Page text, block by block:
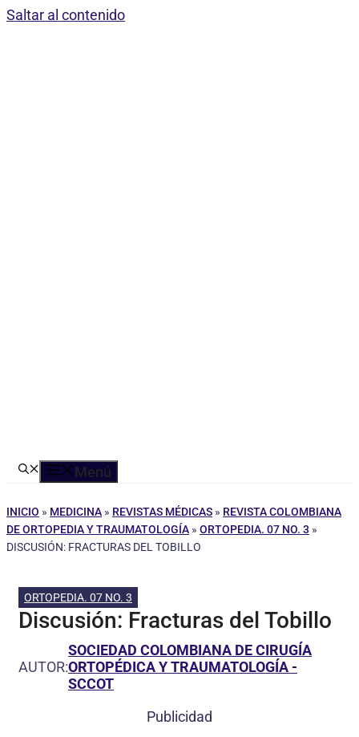
Saltar al contenido
Menú
INICIO » MEDICINA » REVISTAS MÉDICAS » REVISTA COLOMBIANA
DE ORTOPEDIA Y TRAUMATOLOGÍA » ORTOPEDIA. 07 NO. 3 »
DISCUSIÓN: FRACTURAS DEL TOBILLO
ORTOPEDIA. 07 NO. 3
Discusión: Fracturas del Tobillo
AUTOR:
SOCIEDAD COLOMBIANA DE CIRUGÍA
ORTOPÉDICA Y TRAUMATOLOGÍA -
SCCOT
Publicidad